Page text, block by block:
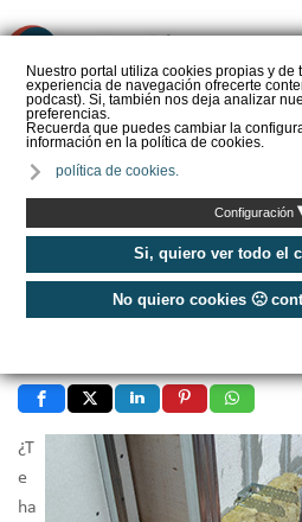
Nuestro portal utiliza cookies propias y de
experiencia de navegación ofrecerte
podcast). Si, también nos deja analizar
preferencias.
Recuerda que puedes cambiar la
información en la política de cookies.
política de cookies.
Configuración
Si, quiero ver todo el
No quiero cookies 🙁
Inicio
Publicado: Martes,
¿Cuánto cuesta
¿T
e
ha